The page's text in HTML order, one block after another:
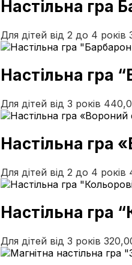
Настільна гра
Для дітей від 2 до 4 років
Настільна гра
Для дітей від 3 років
Настільна гра
Для дітей від 2 до 4 років
Настільна гра
Для дітей від 3 років